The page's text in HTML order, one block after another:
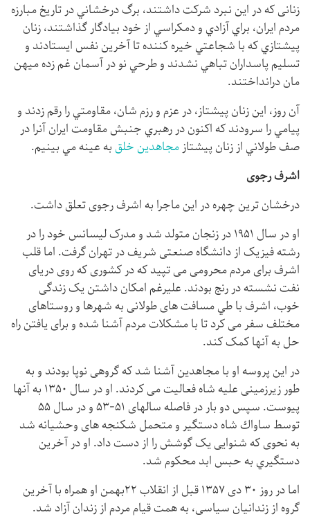
زنانی که در این نبرد شرکت داشتند، برگ درخشاني در تاريخ مبارزه
مردم ايران، براي آزادي و دمكراسي از خود بيادگار گذاشتند، زنان
پيشتازي كه با شجاعتي خيره كننده تا آخرين نفس ايستادند و
تسليم پاسداران تباهي نشدند و طرحي نو در آسمان غم زده ميهن
مان درانداختند.
آن روز، اين زنان پيشتاز، در عزم و رزم شان، مقاومتي را رقم زدند و
پيامي را سرودند كه اکنون در رهبري جنبش مقاومت ايران آنرا در
صف طولاني از زنان پيشتاز مجاهدين خلق به عينه مي بينيم.
اشرف رجوی
درخشان ترین چهره در این ماجرا به اشرف رجوی تعلق داشت.
او در سال ۱۹۵۱ در زنجان متولد شد و مدرک لیسانس خود را در
رشته فیزیک از دانشگاه صنعتی شریف در تهران گرفت. اما قلب
اشرف برای مردم محرومی می تپید که در کشوری که روی دریای
نفت نشسته در رنج بودند. علیرغم امکان داشتن یک زندگی
خوب، اشرف با طي مسافت های طولانی به شهرها و روستاهای
مختلف سفر می کرد تا با مشکلات مردم آشنا شده و برای یافتن راه
حل به آنها کمک کند.
در این پروسه او با مجاهدین آشنا شد که گروهی نوپا بودند و به
طور زیرزمینی علیه شاه فعالیت می کردند. او در سال ۱۳۵۰ به آنها
پیوست. سپس دو بار در فاصله سالهای ۵۱-۵۳ و در سال ۵۵
توسط ساواك شاه دستگیر و متحمل شکنجه های وحشیانه شد
به نحوی که شنوایی یک گوشش را از دست داد. او در آخرين
دستگيري به حبس ابد محكوم شد.
اما در روز ۳۰ دی ۱۳۵۷ قبل از انقلاب ۲۲بهمن او همراه با آخرین
گروه از زندانیان سیاسی، به همت قيام مردم از زندان آزاد شد.